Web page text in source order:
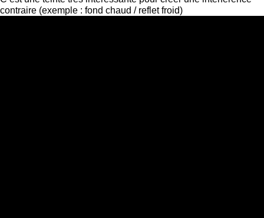
contraire (exemple : fond chaud / reflet froid)